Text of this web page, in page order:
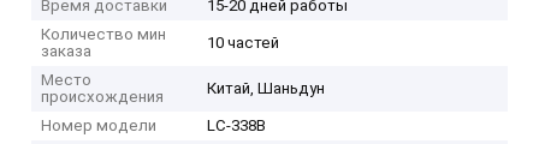
Время доставки
15-20 дней работы
Количество мин
заказа
10 частей
Место
происхождения
Китай, Шаньдун
Номер модели
LC-338B